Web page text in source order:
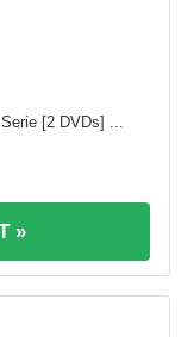
[2 DVDs] ...
»